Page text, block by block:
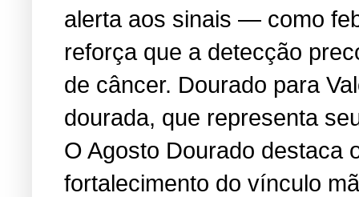
alerta aos sinais — como
reforça que a detecção
de câncer. Dourado para
dourada, que representa
O Agosto Dourado destaca
fortalecimento do vínculo